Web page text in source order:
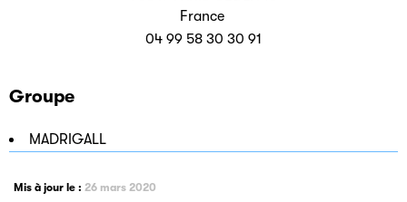
France
04 99 58 30 30 91
Groupe
MADRIGALL
Mis à jour le : 26 mars 2020